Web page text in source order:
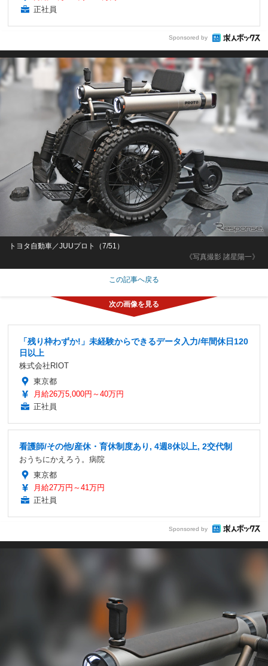
正社員
Sponsored by
《写真撮影 諸星陽一》
トヨタ自動車／JUUプロト（7/51）
この記事へ戻る
「残り枠わずか!」未経験からできるデータ入力/年間休日120
日以上
株式会社RIOT
東京都
月給26万5,000円～40万円
正社員
看護師/その他/産休・育休制度あり, 4週8休以上, 2交代制
おうちにかえろう。病院
東京都
月給27万円～41万円
正社員
Sponsored by